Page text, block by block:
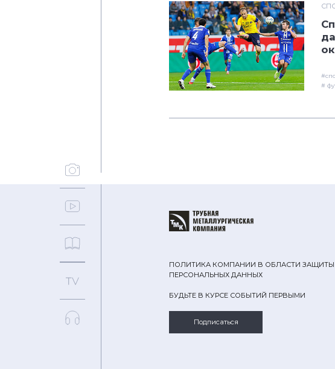
#
ПОЛИТИКА КОМПАНИИ В ОБЛАСТИ ЗАЩИТЫ
ПЕРСОНАЛЬНЫХ ДАННЫХ
БУДЬТЕ В КУРСЕ СОБЫТИЙ ПЕРВЫМИ
Подписаться